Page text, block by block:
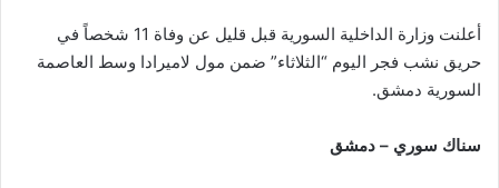
أعلنت وزارة الداخلية السورية قبل قليل عن وفاة 11 شخصاً في
حريق نشب فجر اليوم “الثلاثاء” ضمن مول لاميرادا وسط العاصمة
السورية دمشق.
سناك سوري – دمشق